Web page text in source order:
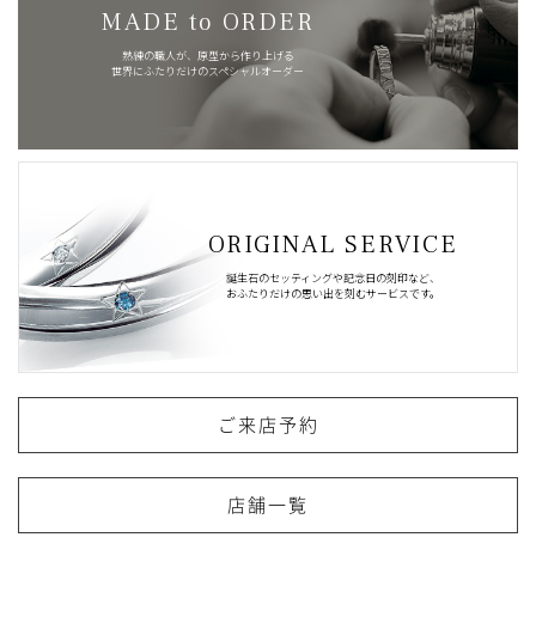
MADE to ORDER
熟練の職人が、原型から作り上げる
世界にふたりだけのスペシャルオーダー
ORIGINAL SERVICE
誕生石のセッティングや記念日の刻印など、
おふたりだけの思い出を刻むサービスです。
ご来店予約
店舗一覧